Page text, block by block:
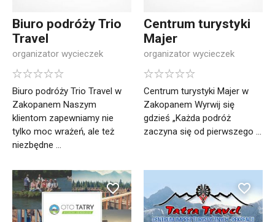
Biuro podróży Trio
Travel
organizator wycieczek
Biuro podróży Trio Travel w
Zakopanem Naszym
klientom zapewniamy nie
tylko moc wrażeń, ale też
niezbędne ...
Centrum turystyki
Majer
organizator wycieczek
Centrum turystyki Majer w
Zakopanem Wyrwij się
gdzieś „Każda podróż
zaczyna się od pierwszego ...